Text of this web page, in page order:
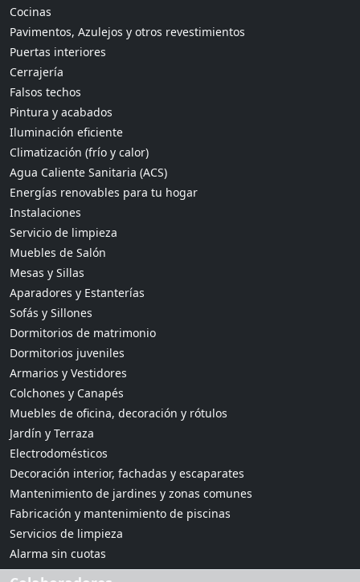
Cocinas
Pavimentos, Azulejos y otros revestimientos
Puertas interiores
Cerrajería
Falsos techos
Pintura y acabados
Iluminación eficiente
Climatización (frío y calor)
Agua Caliente Sanitaria (ACS)
Energías renovables para tu hogar
Instalaciones
Servicio de limpieza
Muebles de Salón
Mesas y Sillas
Aparadores y Estanterías
Sofás y Sillones
Dormitorios de matrimonio
Dormitorios juveniles
Armarios y Vestidores
Colchones y Canapés
Muebles de oficina, decoración y rótulos
Jardín y Terraza
Electrodomésticos
Decoración interior, fachadas y escaparates
Mantenimiento de jardines y zonas comunes
Fabricación y mantenimiento de piscinas
Servicios de limpieza
Alarma sin cuotas